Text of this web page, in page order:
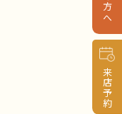
来店予約